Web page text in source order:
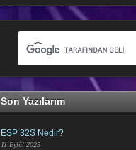
Son Yazılarım
ESP 32S Nedir?
11 Eylül 2025